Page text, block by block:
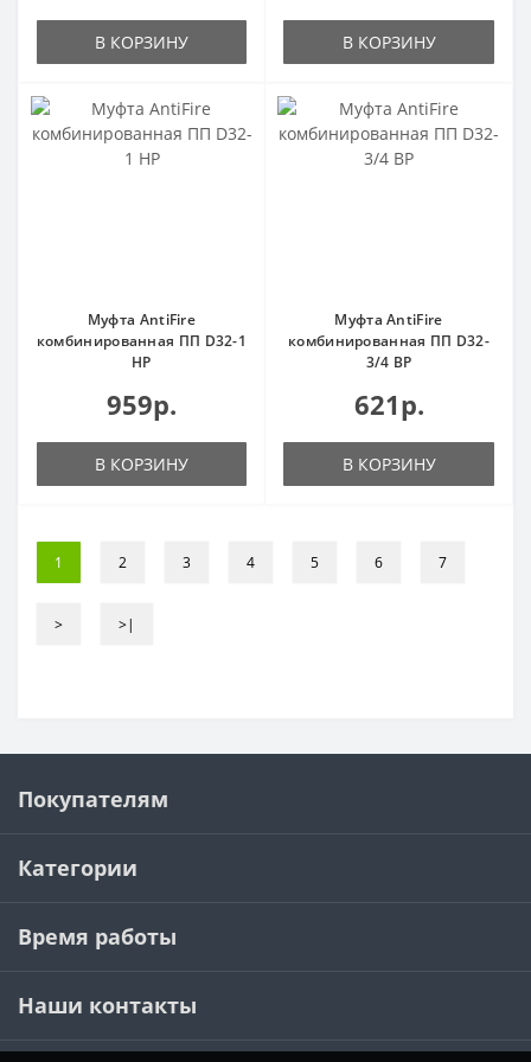
В КОРЗИНУ В КОРЗИНУ
Муфта AntiFire
комбинированная ПП D32-1
НР
959р.
В КОРЗИНУ
Муфта AntiFire
комбинированная ПП D32-
3/4 ВР
621р.
В КОРЗИНУ
1 2 3 4 5 6 7
> >|
Покупателям
Категории
Время работы
Наши контакты